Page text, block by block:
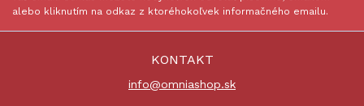
alebo kliknutím na odkaz z ktoréhokoľvek informačného emailu.
KONTAKT
info@omniashop.sk